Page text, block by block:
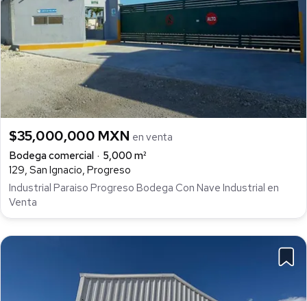
$35,000,000 MXN en venta
Bodega comercial
5,000 m²
129, San Ignacio, Progreso
Industrial Paraiso Progreso Bodega Con Nave Industrial en
Venta